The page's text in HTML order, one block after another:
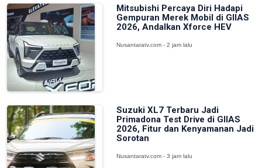
Mitsubishi Percaya Diri Hadapi
Gempuran Merek Mobil di GIIAS
2026, Andalkan Xforce HEV
Nusantaratv.com - 2 jam lalu
Suzuki XL7 Terbaru Jadi
Primadona Test Drive di GIIAS
2026, Fitur dan Kenyamanan Jadi
Sorotan
Nusantaratv.com - 3 jam lalu